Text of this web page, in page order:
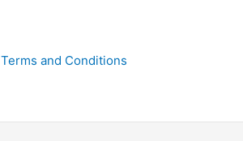
Terms and Conditions